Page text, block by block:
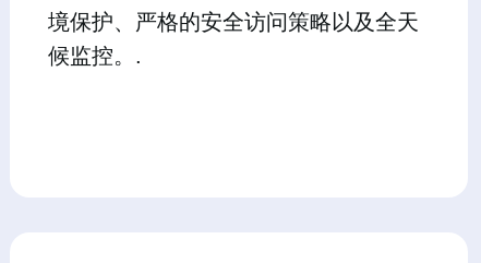
境保护、严格的安全访问策略以及全天
候监控。.